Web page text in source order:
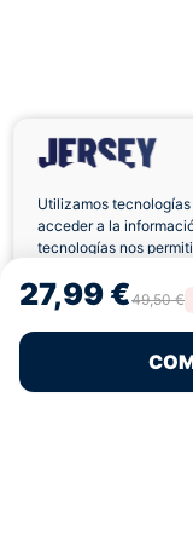
Utilizamos
acceder a la
tecnologías nos
retirar el
características y
Política de
27,99 €49,50 €
Envíos a
Pagos 100%